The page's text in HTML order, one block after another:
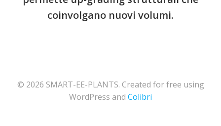
coinvolgano nuovi volumi.
© 2026 SMART-EE-PLANTS. Created for free using
WordPress and Colibri